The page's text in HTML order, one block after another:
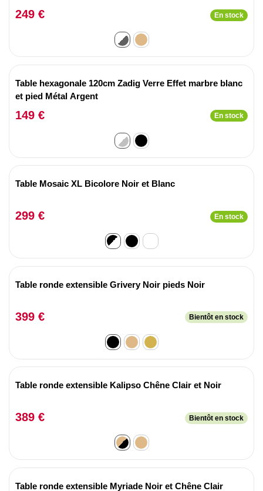
249 € En stock
Table hexagonale 120cm Zadig Verre Effet marbre blanc
et pied Métal Argent
149 € En stock
Table Mosaic XL Bicolore Noir et Blanc
299 € En stock
Table ronde extensible Grivery Noir pieds Noir
399 € Bientôt en stock
Table ronde extensible Kalipso Chêne Clair et Noir
389 € Bientôt en stock
Table ronde extensible Myriade Noir et Chêne Clair